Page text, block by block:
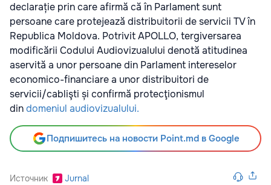
declarație prin care afirmă că în Parlament sunt
persoane care protejează distribuitorii de servicii TV în
Republica Moldova. Potrivit APOLLO, tergiversarea
modificării Codului Audiovizualului denotă atitudinea
aservită a unor persoane din Parlament intereselor
economico-financiare a unor distribuitori de
servicii/cablişti și confirmă protecţionismul
dindomeniul audiovizualului.
Подпишитесь на новости Point.md в Google
Источник Jurnal